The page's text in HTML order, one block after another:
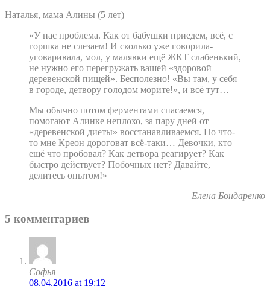
Наталья, мама Алины (5 лет)
«У нас проблема. Как от бабушки приедем, всё, с
горшка не слезаем! И сколько уже говорила-
уговаривала, мол, у малявки ещё ЖКТ слабенький,
не нужно его перегружать вашей «здоровой
деревенской пищей». Бесполезно! «Вы там, у себя
в городе, детвору голодом морите!», и всё тут…
Мы обычно потом ферментами спасаемся,
помогают Алинке неплохо, за пару дней от
«деревенской диеты» восстанавливаемся. Но что-
то мне Креон дороговат всё-таки… Девочки, кто
ещё что пробовал? Как детвора реагирует? Как
быстро действует? Побочных нет? Давайте,
делитесь опытом!»
Елена Бондаренко
5 комментариев
Софья
08.04.2016 at 19:12